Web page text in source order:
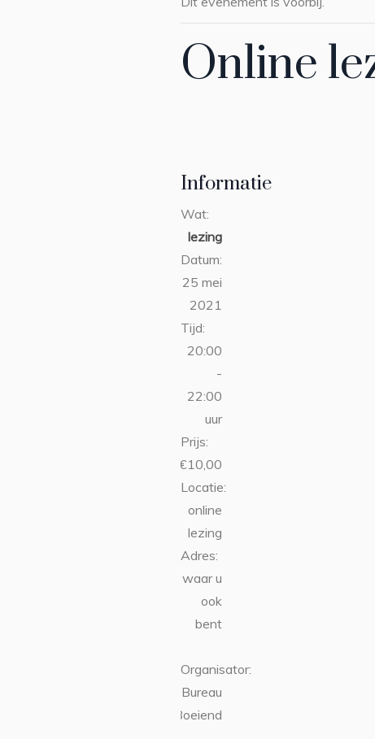
Online
Informatie
Wat:
lezing
Datum:
25 mei
2021
Tijd:
20:00
-
22:00
uur
Prijs:
€10,00
Locatie:
online
lezing
Adres:
waar u
ook
bent
Organisator:
Bureau
Boeiend